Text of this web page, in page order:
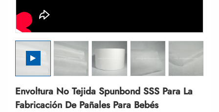
Envoltura No Tejida Spunbond SSS Para La
Fabricación De Pañales Para Bebés